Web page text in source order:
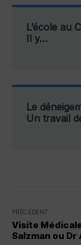
L’école au
Il y…
Le
Un travail
PRÉCÉDENT
Visite
Salzman ou